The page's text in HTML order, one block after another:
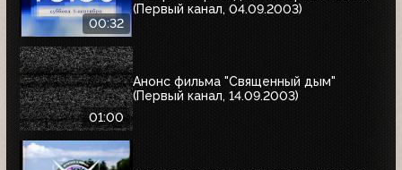
00:32
(Первый канал, 04.09.2003)
01:00
Анонс фильма "Священный дым"
(Первый канал, 14.09.2003)